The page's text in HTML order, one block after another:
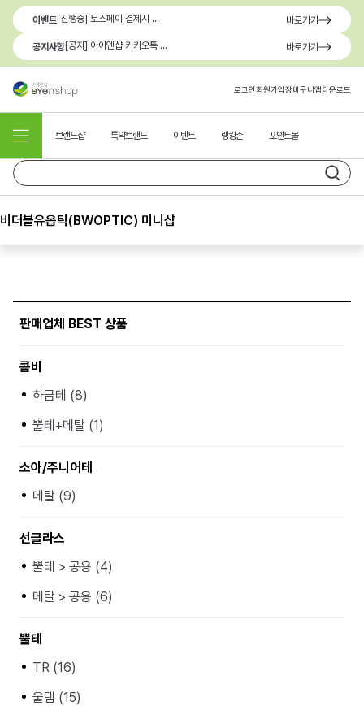
이벤트 [진행중] 토스페이 결제시 최대 1.3만원 혜택 바로가기
공지사항 [공지] 아이엔샵 카카오톡 1:1 문의 채널 이용 안내 바로가기
로그인회원가입장바구니앱다운로드
브랜드샵 특약브랜드 이벤트 랭킹존 포인트몰
비더블유옵틱(BWOPTIC) 미니샵
판매업체 BEST 상품
콤비
하금테 (8)
뿔테+메탈 (1)
소아/주니어테
메탈 (9)
선글라스
뿔테 > 공용 (4)
메탈 > 공용 (6)
뿔테
TR (16)
울템 (15)